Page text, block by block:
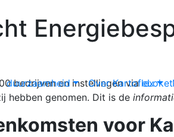
duurzaamheid Over Kartoflex
bedrijven en instellingen viaeLoket
hebben genomen. Dit is de
voor